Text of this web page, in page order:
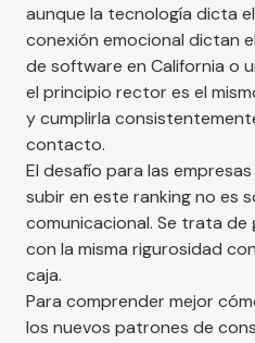
aunque la tecnología dicta
conexión emocional dictan
de software en California o
el principio rector es el
y cumplirla
contacto.
El desafío para las
subir en este ranking no es
comunicacional. Se trata
con la misma rigurosidad
caja.
Para comprender mejor
los nuevos patrones de